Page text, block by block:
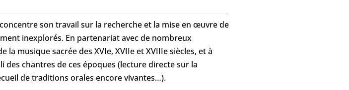
son travail sur la recherche et la mise en œuvre de
inexplorés. En partenariat avec de nombreux
musique sacrée des XVIe, XVIIe et XVIIIe siècles, et à
chantres de ces époques (lecture directe sur la
de traditions orales encore vivantes…).